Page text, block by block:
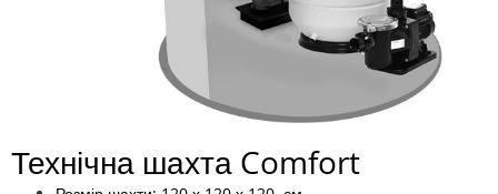
Технічна шахта Comfort